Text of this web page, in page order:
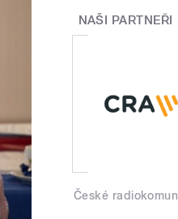
NAŠI PARTNEŘI
České